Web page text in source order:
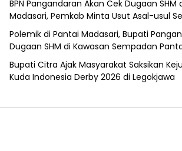
BPN Pangandaran Akan Cek Dugaan SHM
Madasari, Pemkab Minta Usut Asal-usul
Polemik di Pantai Madasari, Bupati
Dugaan SHM di Kawasan Sempadan
Bupati Citra Ajak Masyarakat Saksikan
Kuda Indonesia Derby 2026 di Legokjawa